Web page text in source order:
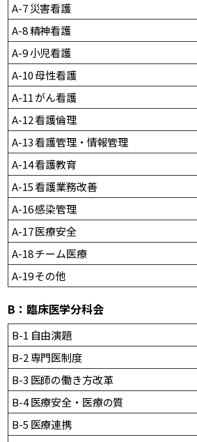
A-7 災害看護
A-8 精神看護
A-9 小児看護
A-10 母性看護
A-11 がん看護
A-12 看護倫理
A-13 看護管理・情報管理
A-14 看護教育
A-15 看護業務改善
A-16 感染管理
A-17 医療安全
A-18 チーム医療
A-19 その他
B：臨床医学分科会
B-1 自由演題
B-2 専門医制度
B-3 医師の働き方改革
B-4 医療安全・医療の質
B-5 医療連携